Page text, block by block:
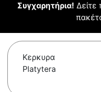
Συγχαρητήρια! Δείτε
Κερκυρα
Platytera